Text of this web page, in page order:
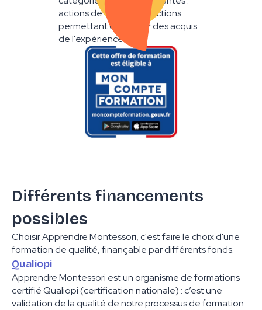
actions de formation ; actions
permettant de valider des acquis
de l'expérience.
Différents financements
possibles
Choisir Apprendre Montessori, c'est faire le choix d'une
formation de qualité, finançable par différents fonds.
Qualiopi
Apprendre Montessori est un organisme de formations
certifié Qualiopi (certification nationale) : c’est une
validation de la qualité de notre processus de formation.